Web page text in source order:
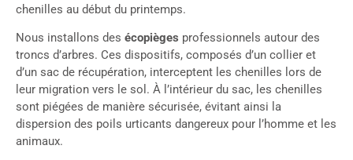
chenilles au début du printemps.
Nous installons des écopièges professionnels autour des
troncs d’arbres. Ces dispositifs, composés d’un collier et
d’un sac de récupération, interceptent les chenilles lors de
leur migration vers le sol. À l’intérieur du sac, les chenilles
sont piégées de manière sécurisée, évitant ainsi la
dispersion des poils urticants dangereux pour l’homme et les
animaux.